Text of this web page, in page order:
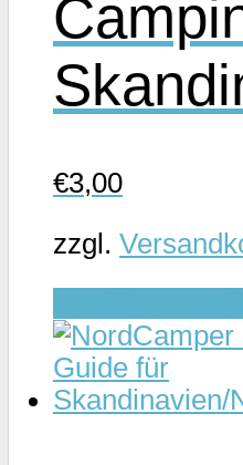
€3,00
zzgl.